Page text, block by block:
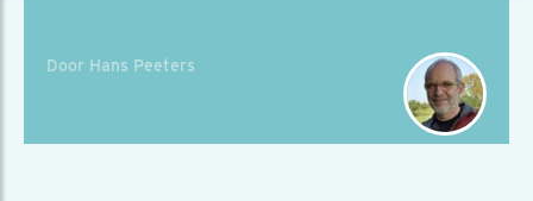
Door Hans Peeters